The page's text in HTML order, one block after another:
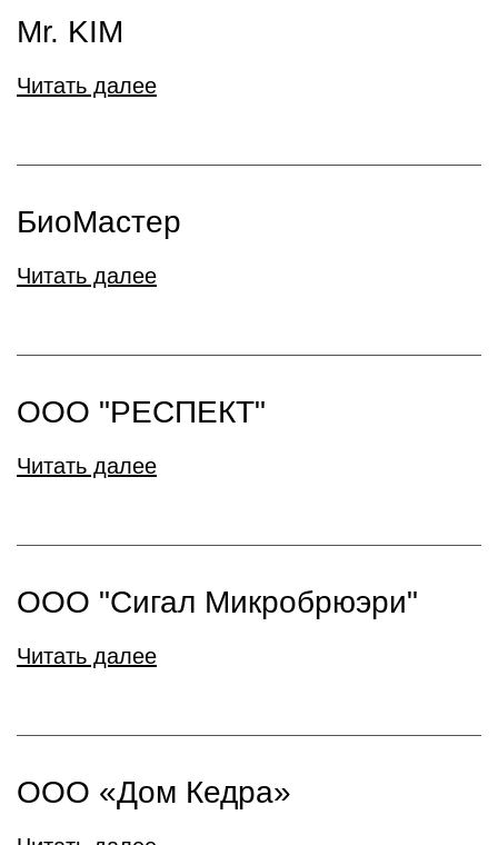
Mr. KIM
Читать далее
БиоМастер
Читать далее
ООО "РЕСПЕКТ"
Читать далее
ООО "Сигал Микробрюэри"
Читать далее
ООО «Дом Кедра»